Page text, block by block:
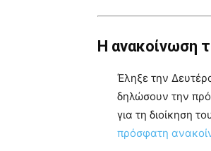
Η ανακοίνωση
Έληξε την
δηλώσουν την
για τη διοίκηση
πρόσφατη